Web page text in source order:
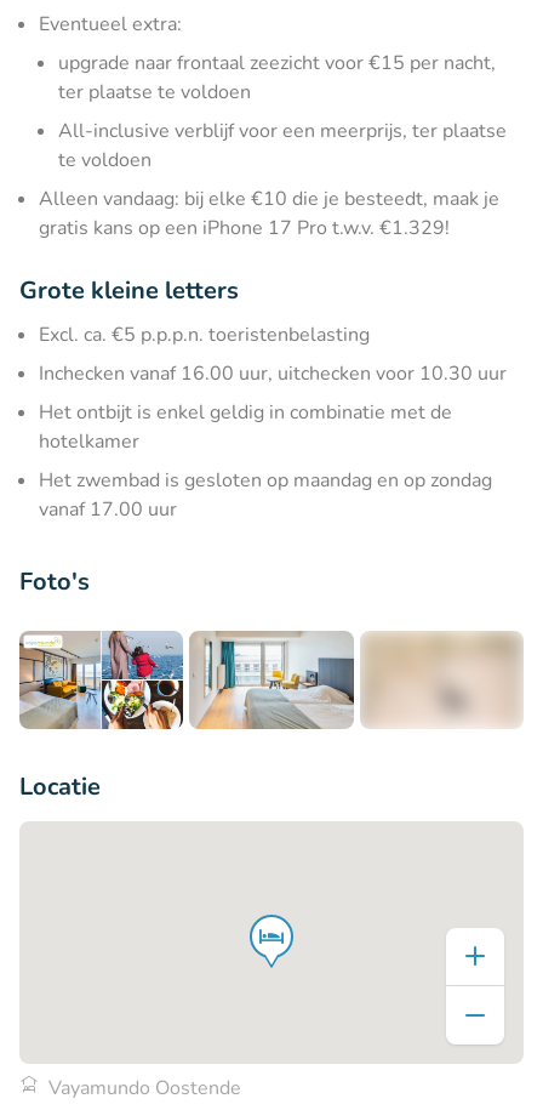
Eventueel extra:
upgrade naar frontaal zeezicht voor €15 per nacht,
ter plaatse te voldoen
All-inclusive verblijf voor een meerprijs, ter plaatse
te voldoen
Alleen vandaag: bij elke €10 die je besteedt, maak je
gratis kans op een iPhone 17 Pro t.w.v. €1.329!
Grote kleine letters
Excl. ca. €5 p.p.p.n. toeristenbelasting
Inchecken vanaf 16.00 uur, uitchecken voor 10.30 uur
Het ontbijt is enkel geldig in combinatie met de
hotelkamer
Het zwembad is gesloten op maandag en op zondag
vanaf 17.00 uur
Foto's
Locatie
Vayamundo Oostende